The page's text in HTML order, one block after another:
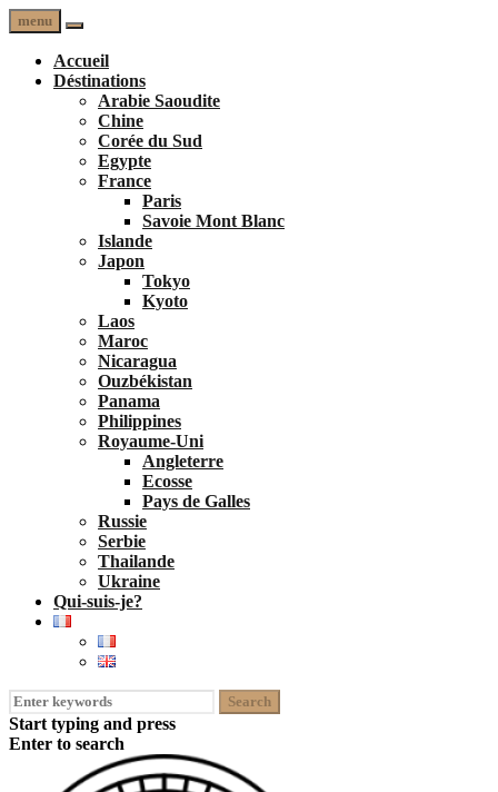
menu
Accueil
Déstinations
Arabie Saoudite
Chine
Corée du Sud
Egypte
France
Paris
Savoie Mont Blanc
Islande
Japon
Tokyo
Kyoto
Laos
Maroc
Nicaragua
Ouzbékistan
Panama
Philippines
Royaume-Uni
Angleterre
Ecosse
Pays de Galles
Russie
Serbie
Thailande
Ukraine
Qui-suis-je?
Search
for:
Start typing and press
Enter to search